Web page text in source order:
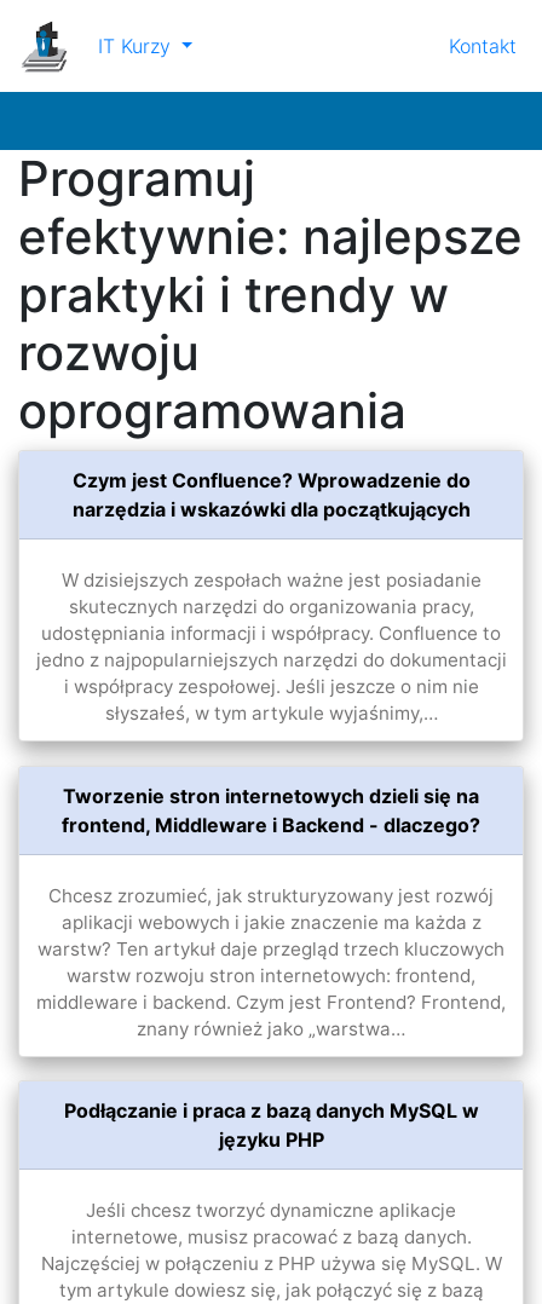
IT Kurzy Kontakt
Programuj
efektywnie: najlepsze
praktyki i trendy w
rozwoju
oprogramowania
Czym jest Confluence? Wprowadzenie do
narzędzia i wskazówki dla początkujących
W dzisiejszych zespołach ważne jest posiadanie
skutecznych narzędzi do organizowania pracy,
udostępniania informacji i współpracy. Confluence to
jedno z najpopularniejszych narzędzi do dokumentacji
i współpracy zespołowej. Jeśli jeszcze o nim nie
słyszałeś, w tym artykule wyjaśnimy,…
Tworzenie stron internetowych dzieli się na
frontend, Middleware i Backend - dlaczego?
Chcesz zrozumieć, jak strukturyzowany jest rozwój
aplikacji webowych i jakie znaczenie ma każda z
warstw? Ten artykuł daje przegląd trzech kluczowych
warstw rozwoju stron internetowych: frontend,
middleware i backend. Czym jest Frontend? Frontend,
znany również jako „warstwa…
Podłączanie i praca z bazą danych MySQL w
języku PHP
Jeśli chcesz tworzyć dynamiczne aplikacje
internetowe, musisz pracować z bazą danych.
Najczęściej w połączeniu z PHP używa się MySQL. W
tym artykule dowiesz się, jak połączyć się z bazą